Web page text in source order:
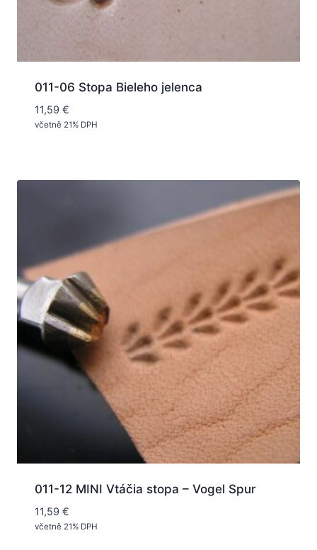
011-06 Stopa Bieleho jelenca
11,59 €
včetně 21% DPH
011-12 MINI Vtáčia stopa – Vogel Spur
11,59 €
včetně 21% DPH